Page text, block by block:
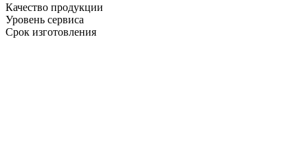
Качество продукции
Уровень сервиса
Срок изготовления